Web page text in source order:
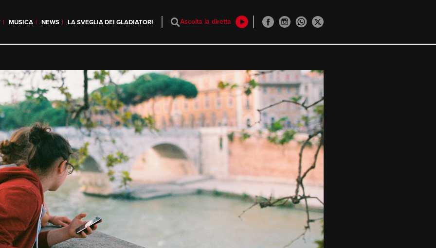
MUSICA NEWS LA SVEGLIA DEI GLADIATORI Ascolta la diretta